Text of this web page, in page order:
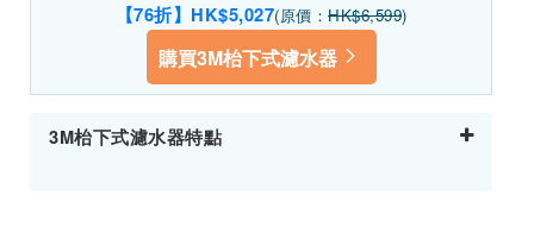
【76折】HK$5,027(原價： HK$6,599)
購買3M枱下式濾水器
3M枱下式濾水器特點